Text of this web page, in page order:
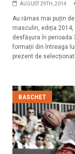
AUGUST 29TH, 2014
Au rămas mai puțin
masculin, ediția
desfășura în perioada
formații din întreaga
prezent de
BASCHET